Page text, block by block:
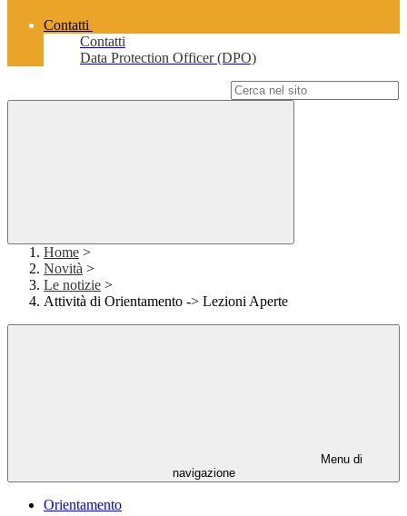
Contatti
Contatti
Data Protection Officer (DPO)
Home >
Novità >
Le notizie >
Attività di Orientamento -> Lezioni Aperte
Menu di
navigazione
Orientamento